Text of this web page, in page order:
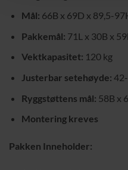
Mål: 66B x 69D x 89,5-
Pakkemål: 71L x 30B x
Vektkapasitet: 120 kg
Justerbar setehøyde:
Ryggstøttens mål: 58B x
Montering kreves
Pakken Inneholder: